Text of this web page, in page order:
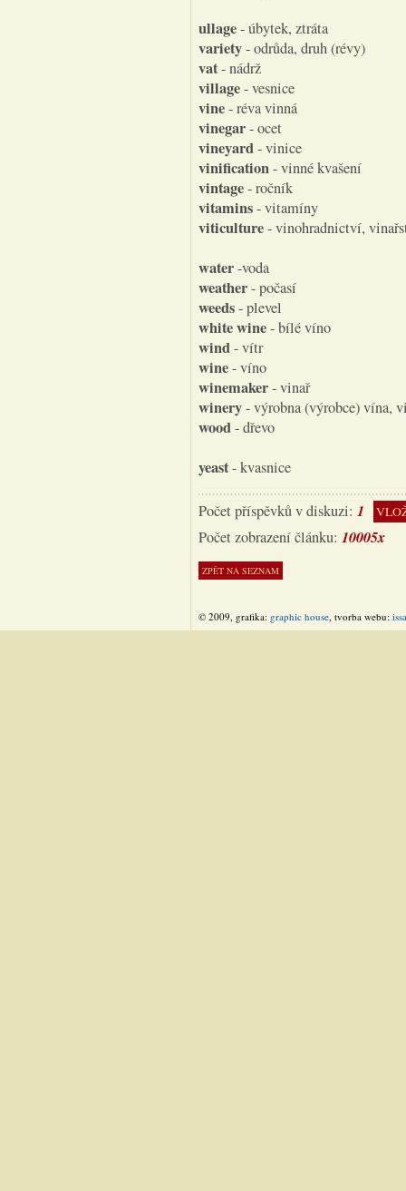
ullage- úbytek, ztráta
variety- odrůda, druh (révy)
vat- nádrž
village- vesnice
vine- réva vinná
vinegar- ocet
vineyard- vinice
vinification- vinné kvašení
vintage- ročník
vitamins- vitamíny
viticulture- vinohradnictví,
water-voda
weather- počasí
weeds- plevel
white wine- bílé víno
wind- vítr
wine- víno
winemaker- vinař
winery- výrobna (výrobce) vína,
wood- dřevo
yeast- kvasnice
Počet příspěvků v diskuzi: 1
Počet zobrazení článku: 10005x
© 2009, grafika: graphic house, tvorba webu: